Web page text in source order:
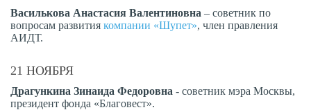
Василькова Анастасия Валентиновна – советник по
вопросам развития компании «Шупет», член правления
АИДТ.
21 НОЯБРЯ
Драгункина Зинаида Федоровна - советник мэра Москвы,
президент фонда «Благовест».